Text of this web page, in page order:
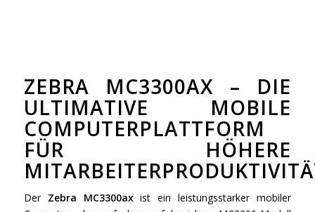
ZEBRA MC3300AX – DIE
ULTIMATIVE MOBILE
COMPUTERPLATTFORM
FÜR HÖHERE
Der Zebra MC3300axist ein leistungsstarker mobiler